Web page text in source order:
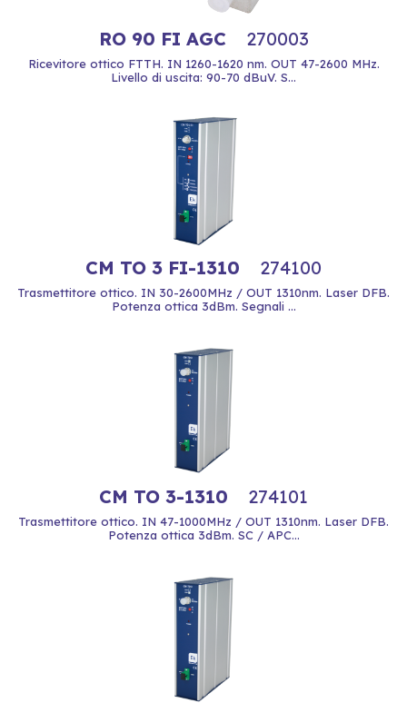
RO 90 FI AGC 270003
Ricevitore ottico FTTH. IN 1260-1620 nm. OUT 47-2600 MHz.
Livello di uscita: 90-70 dBuV. S...
CM TO 3 FI-1310 274100
Trasmettitore ottico. IN 30-2600MHz / OUT 1310nm. Laser DFB.
Potenza ottica 3dBm. Segnali ...
CM TO 3-1310 274101
Trasmettitore ottico. IN 47-1000MHz / OUT 1310nm. Laser DFB.
Potenza ottica 3dBm. SC / APC...